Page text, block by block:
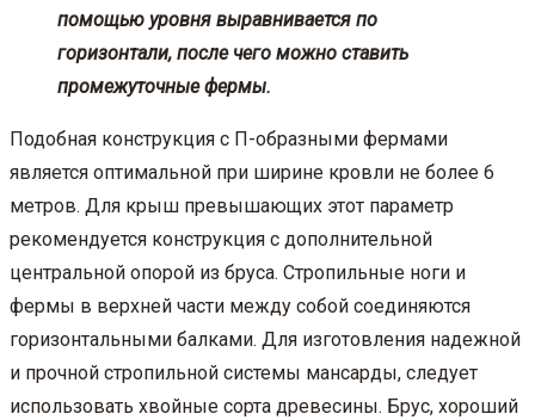
помощью уровня выравнивается по
горизонтали, после чего можно ставить
промежуточные фермы.
Подобная конструкция с П-образными фермами
является оптимальной при ширине кровли не более 6
метров. Для крыш превышающих этот параметр
рекомендуется конструкция с дополнительной
центральной опорой из бруса. Стропильные ноги и
фермы в верхней части между собой соединяются
горизонтальными балками. Для изготовления надежной
и прочной стропильной системы мансарды, следует
использовать хвойные сорта древесины. Брус, хороший